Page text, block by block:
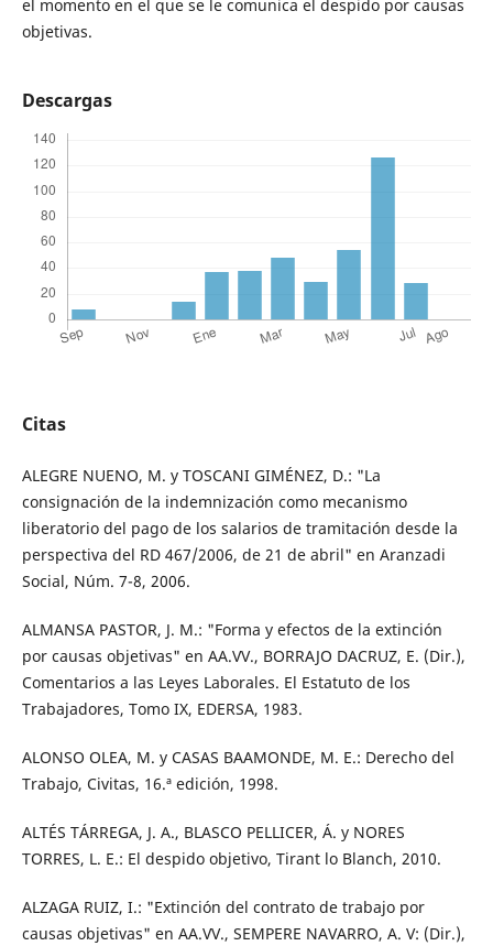
el momento en el que se le comunica el despido por causas
objetivas.
Descargas
Citas
ALEGRE NUENO, M. y TOSCANI GIMÉNEZ, D.: "La
consignación de la indemnización como mecanismo
liberatorio del pago de los salarios de tramitación desde la
perspectiva del RD 467/2006, de 21 de abril" en Aranzadi
Social, Núm. 7-8, 2006.
ALMANSA PASTOR, J. M.: "Forma y efectos de la extinción
por causas objetivas" en AA.VV., BORRAJO DACRUZ, E. (Dir.),
Comentarios a las Leyes Laborales. El Estatuto de los
Trabajadores, Tomo IX, EDERSA, 1983.
ALONSO OLEA, M. y CASAS BAAMONDE, M. E.: Derecho del
Trabajo, Civitas, 16.ª edición, 1998.
ALTÉS TÁRREGA, J. A., BLASCO PELLICER, Á. y NORES
TORRES, L. E.: El despido objetivo, Tirant lo Blanch, 2010.
ALZAGA RUIZ, I.: "Extinción del contrato de trabajo por
causas objetivas" en AA.VV., SEMPERE NAVARRO, A. V: (Dir.),